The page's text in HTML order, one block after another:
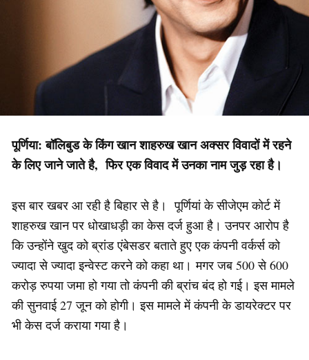
पूर्णिया: बॉलिबुड के किंग खान शाहरुख खान अक्सर विवादों में रहने
के लिए जाने जाते है, फिर एक विवाद में उनका नाम जुड़ रहा है।
इस बार खबर आ रही है बिहार से है। पूर्णियां के सीजेएम कोर्ट में
शाहरुख खान पर धोखाधड़ी का केस दर्ज हुआ है। उनपर आरोप है
कि उन्होंने खुद को ब्रांड एंबेसडर बताते हुए एक कंपनी वर्कर्स को
ज्यादा से ज्यादा इन्वेस्ट करने को कहा था। मगर जब 500 से 600
करोड़ रुपया जमा हो गया तो कंपनी की ब्रांच बंद हो गई। इस मामले
की सुनवाई 27 जून को होगी। इस मामले में कंपनी के डायरेक्टर पर
भी केस दर्ज कराया गया है।